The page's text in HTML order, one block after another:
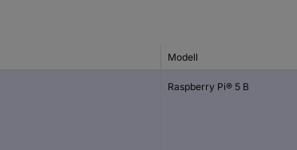
Modell
Raspberry Pi® 5 B